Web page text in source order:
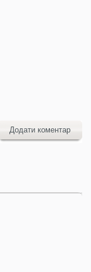
Додати коментар